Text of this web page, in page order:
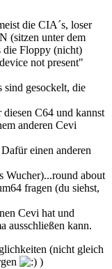
die CIA´s, loser
(sitzen unter dem
die Floppy (nicht)
not present"
sind gesockelt, die
C64 und kannst
anderen Cevi
einen anderen
Wucher)...round about
fragen (du siehst,
Cevi hat und
ausschließen kann.
(nicht gleich
)